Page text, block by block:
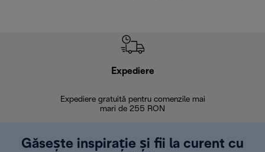
Expediere
Expediere gratuită pentru comenzile mai
mari de 255 RON
Găsește inspirație și fii la curent cu